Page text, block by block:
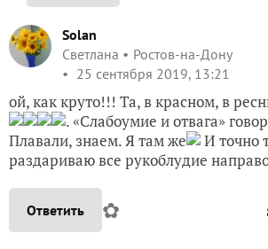
Solan
Светлана
Ростов-на-Дону
25 сентября 2019, 13:21
ой, как круто!!! Та, в красном, в
. «Слабоумие и отвага»
Плавали, знаем. Я там же
И точно
раздариваю все рукоблудие
Ответить ✿